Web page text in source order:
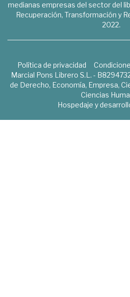
medianas empresas del sector del
Recuperación, Transformación y
2022.
Política de privacidad
Marcial Pons Librero S.L. -
de Derecho, Economía, Empresa,
Ciencias
Hospedaje y